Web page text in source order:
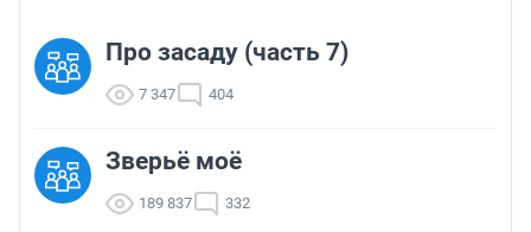
Про засаду (часть 7)
7 347 404
Зверьё моё
189 837 332